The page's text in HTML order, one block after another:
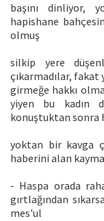
başını dinliyor,
hapishane
olmuş
silkip yere
çıkarmadılar,
girmeğe hakkı
yiyen bu kadın
konuştuktan sonra
yoktan bir kavga
haberini alan
- Haspa orada
gırtlağından
mes'ul